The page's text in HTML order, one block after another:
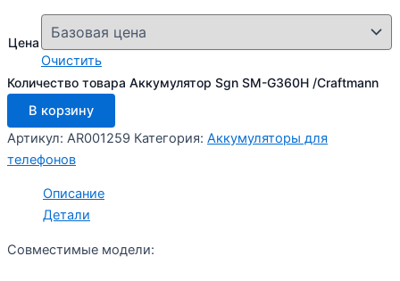
Цена
Очистить
Количество товара Аккумулятор Sgn SM-G360H /Craftmann
В корзину
Артикул: AR001259 Категория: Аккумуляторы для
телефонов
Описание
Детали
Совместимые модели: